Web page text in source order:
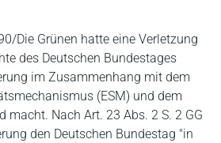
Die Grünen hatte eine Verletzung
des Deutschen Bundestages
im Zusammenhang mit dem
(ESM) und dem
macht. Nach Art. 23 Abs. 2 S. 2 GG
den Deutschen Bundestag "in